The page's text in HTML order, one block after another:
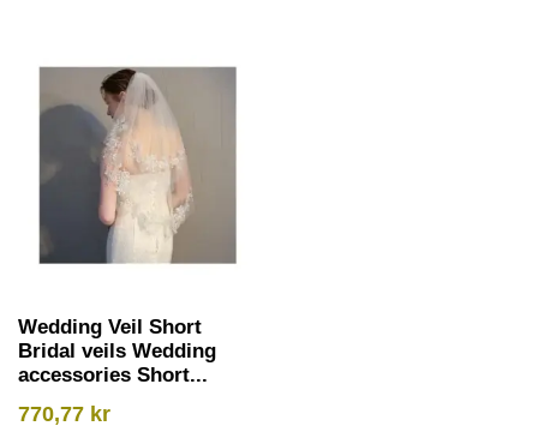
Wedding Veil Short
Bridal veils Wedding
accessories Short...
770,77 kr